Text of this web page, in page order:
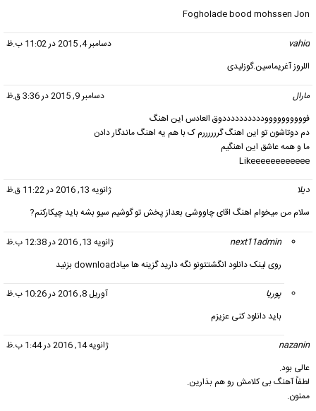
Fogholade bood mohssen Jon
vahid
دسامبر 4, 2015 در 11:02 ب.ظ
اللروز آغریماسین.گوزلیدی
مارال
دسامبر 9, 2015 در 3:36 ق.ظ
فووووووووووددددددددددوق العادس این اهنگ
دم دوتاشون تو این اهنگ گررررررم ک با هم یه اهنگ ماندگار دادن
ما و همه عاشق این اهنگیم
Likeeeeeeeeeeee
دیلا
ژانویه 13, 2016 در 11:22 ق.ظ
سلام من میخوام اهنگ اقای چاووشی بعداز پخش تو گوشیم سیو بشه باید چیکارکنم?
next11admin
ژانویه 13, 2016 در 12:38 ب.ظ
روی لینک دانلود انگشتتونو نگه دارید گزینه ها میادdownload بزنید
پوریا
آوریل 8, 2016 در 10:26 ب.ظ
باید دانلود کنی عزیزم
nazanin
ژانویه 14, 2016 در 1:44 ب.ظ
عالی بود.
لطفاً آهنگ بی کلامش رو هم بذارین.
ممنون.